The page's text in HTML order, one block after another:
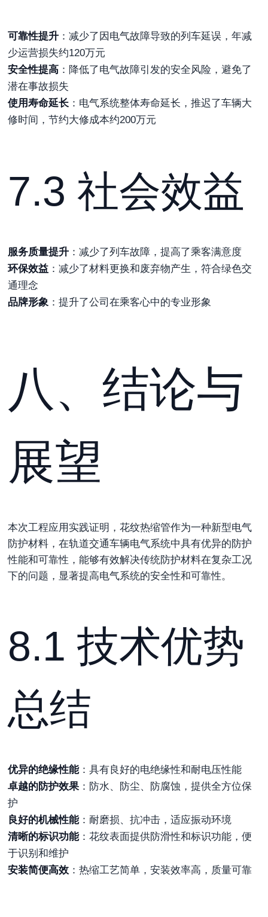
可靠性提升 ：减少了因电气故障导致的列车延误，年减
少运营损失约120万元
安全性提高 ：降低了电气故障引发的安全风险，避免了
潜在事故损失
使用寿命延长 ：电气系统整体寿命延长，推迟了车辆大
修时间，节约大修成本约200万元
7.3 社会效益
服务质量提升 ：减少了列车故障，提高了乘客满意度
环保效益 ：减少了材料更换和废弃物产生，符合绿色交
通理念
品牌形象 ：提升了公司在乘客心中的专业形象
八、结论与
展望
本次工程应用实践证明，花纹热缩管作为一种新型电气
防护材料，在轨道交通车辆电气系统中具有优异的防护
性能和可靠性，能够有效解决传统防护材料在复杂工况
下的问题，显著提高电气系统的安全性和可靠性。
8.1 技术优势
总结
优异的绝缘性能：具有良好的电绝缘性和耐电压性能
卓越的防护效果 ：防水、防尘、防腐蚀，提供全方位保
护
良好的机械性能：耐磨损、抗冲击，适应振动环境
清晰的标识功能：花纹表面提供防滑性和标识功能，便
于识别和维护
安装简便高效 ：热缩工艺简单，安装效率高，质量可靠